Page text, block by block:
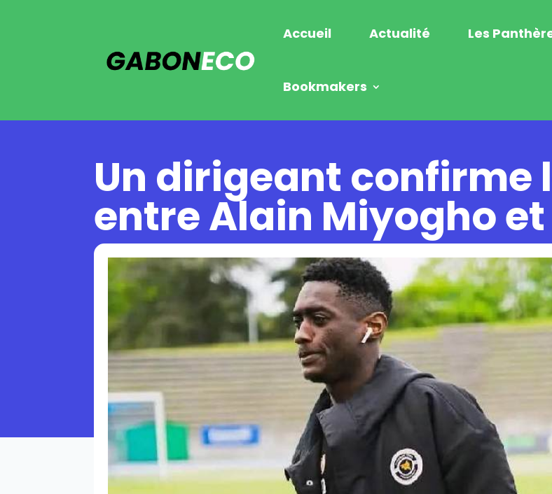
Accueil Actualité Les
Bookmakers
Un dirigeant confirme
entre Alain Miyogho